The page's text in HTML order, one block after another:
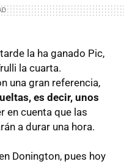
la ha ganado Pic,
la cuarta.
una gran referencia,
es decir, unos
en cuenta que las
a durar una hora.
Donington, pues hoy